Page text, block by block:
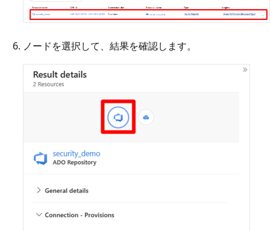
ノードを選択して、結果を確認します。